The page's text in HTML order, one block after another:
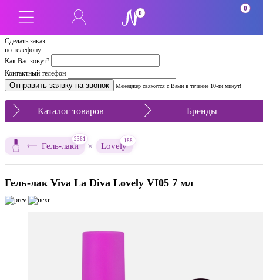
Сделать заказ
по телефону
Как Вас зовут?
Контактный телефон
Менеджер свяжется с Вами в течение 10-ти минут!
0
0
Каталог товаров Бренды
Гель-лаки
2361
× Lovely
188
Гель-лак Viva La Diva Lovely VI05 7 мл